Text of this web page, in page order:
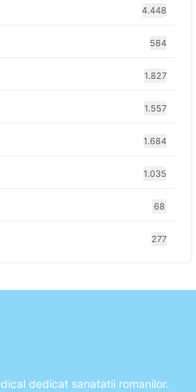
4.448
584
1.827
1.557
1.684
1.035
68
277
dedicat sanatatii romanilor.